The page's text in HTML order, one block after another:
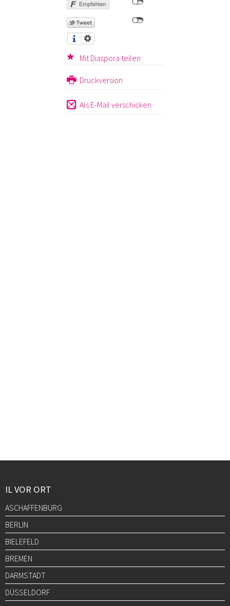
Mit Diaspora teilen
Druckversion
Als E-Mail verschicken
IL VOR ORT
ASCHAFFENBURG
BERLIN
BIELEFELD
BREMEN
DARMSTADT
DÜSSELDORF